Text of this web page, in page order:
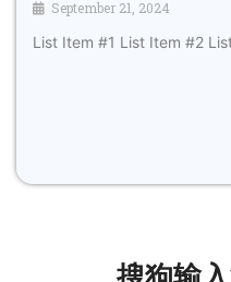
September 21, 2024
List Item #1 List Item #2